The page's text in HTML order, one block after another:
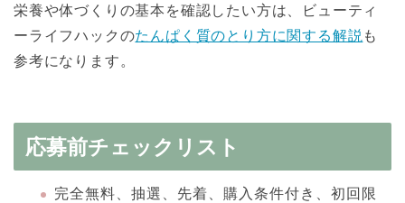
栄養や体づくりの基本を確認したい方は、ビューティ
ーライフハックのたんぱく質のとり方に関する解説 も
参考になります。
応募前チェックリスト
完全無料、抽選、先着、購入条件付き、初回限